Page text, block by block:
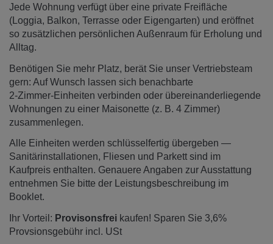
Jede Wohnung verfügt über eine private Freifläche
(Loggia, Balkon, Terrasse oder Eigengarten) und eröffnet
so zusätzlichen persönlichen Außenraum für Erholung und
Alltag.
Benötigen Sie mehr Platz, berät Sie unser Vertriebsteam
gern: Auf Wunsch lassen sich benachbarte
2‑Zimmer‑Einheiten verbinden oder übereinanderliegende
Wohnungen zu einer Maisonette (z. B. 4 Zimmer)
zusammenlegen.
Alle Einheiten werden schlüsselfertig übergeben —
Sanitärinstallationen, Fliesen und Parkett sind im
Kaufpreis enthalten. Genauere Angaben zur Ausstattung
entnehmen Sie bitte der Leistungsbeschreibung im
Booklet.
Ihr Vorteil: Provisonsfrei kaufen! Sparen Sie 3,6%
Provsionsgebühr incl. USt